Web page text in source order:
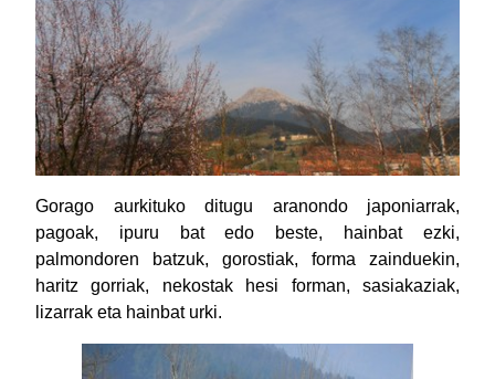
Gorago aurkituko ditugu aranondo japoniarrak,
pagoak, ipuru bat edo beste, hainbat ezki,
palmondoren batzuk, gorostiak, forma zainduekin,
haritz gorriak, nekostak hesi forman, sasiakaziak,
lizarrak eta hainbat urki.